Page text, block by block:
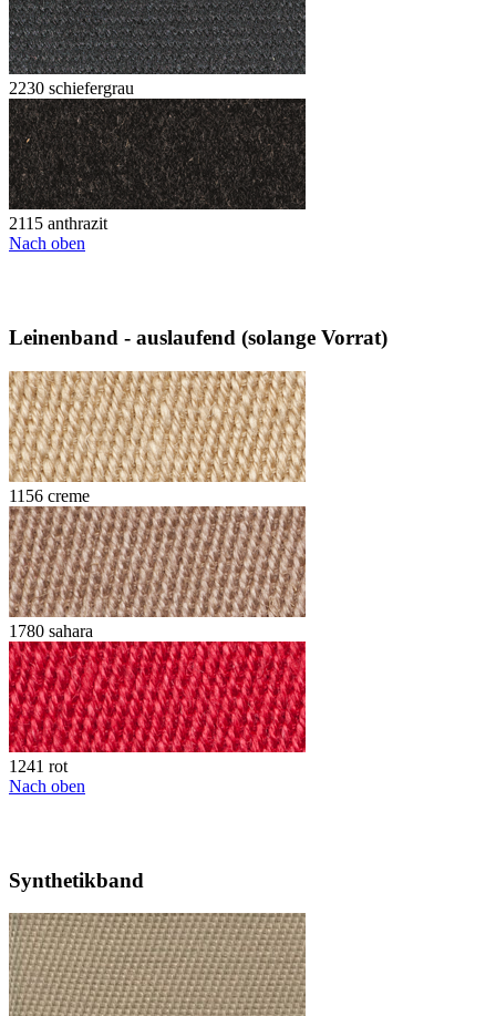
2230 schiefergrau
2115 anthrazit
Nach oben
Leinenband - auslaufend (solange Vorrat)
1156 creme
1780 sahara
1241 rot
Nach oben
Synthetikband